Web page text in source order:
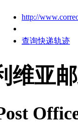
http://
查询快递轨迹
维亚